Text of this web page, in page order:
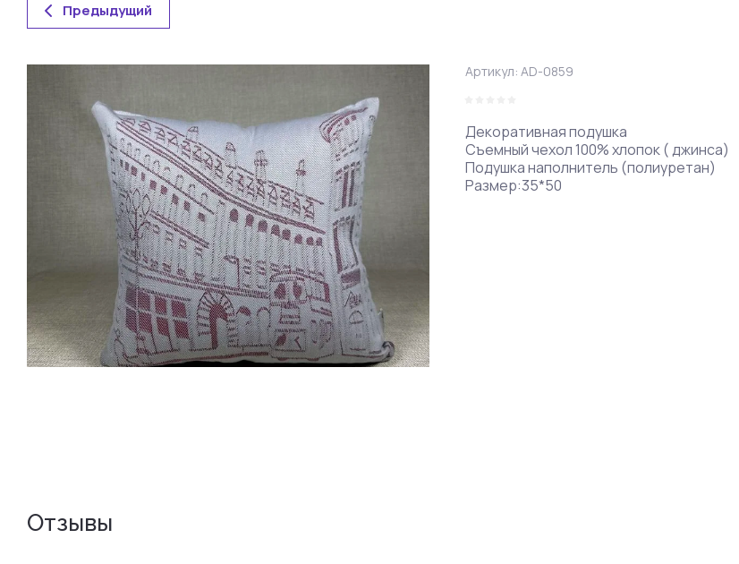
Предыдущий
Артикул: AD-0859
Декоративная подушка
Съемный чехол 100% хлопок ( джинса)
Подушка наполнитель (полиуретан)
Размер:35*50
Отзывы